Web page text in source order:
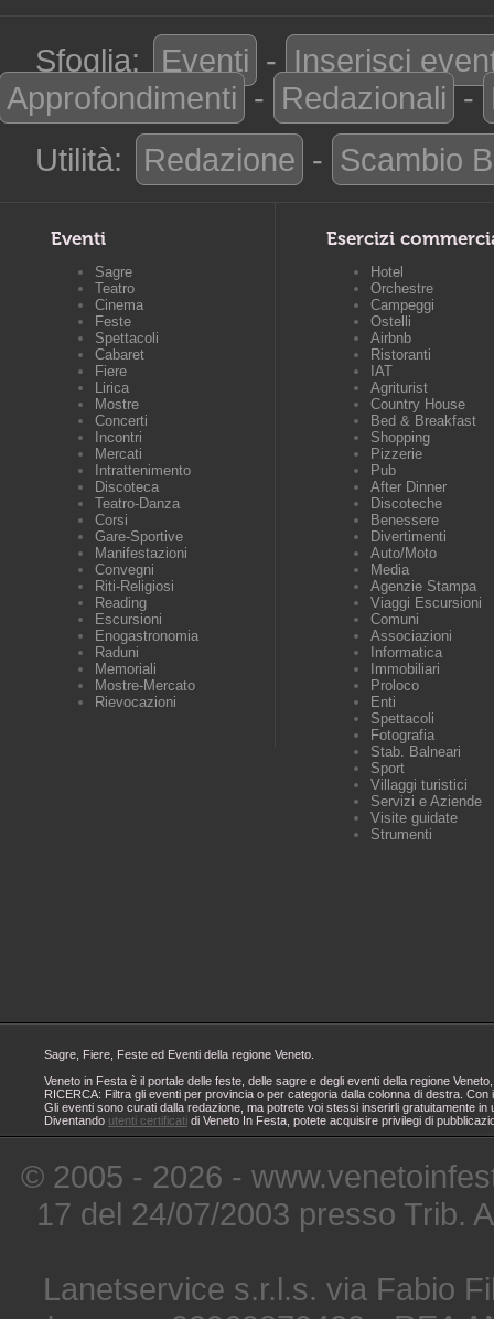
Sfoglia: Eventi - Inserisci
Approfondimenti - Redazionali -
Utilità:
Redazione - Scambio
Eventi
Sagre
Teatro
Cinema
Feste
Spettacoli
Cabaret
Fiere
Lirica
Mostre
Concerti
Incontri
Mercati
Intrattenimento
Discoteca
Teatro-Danza
Corsi
Gare-Sportive
Manifestazioni
Convegni
Riti-Religiosi
Reading
Escursioni
Enogastronomia
Raduni
Memoriali
Mostre-Mercato
Rievocazioni
Esercizi
Hotel
Orchestre
Campeggi
Ostelli
Airbnb
Ristoranti
IAT
Agriturist
Country House
Bed & Breakfast
Shopping
Pizzerie
Pub
After Dinner
Discoteche
Benessere
Divertimenti
Auto/Moto
Media
Agenzie Stampa
Viaggi Escursioni
Comuni
Associazioni
Informatica
Immobiliari
Proloco
Enti
Spettacoli
Fotografia
Stab. Balneari
Sport
Villaggi turistici
Servizi e Aziende
Visite guidate
Strumenti
Sagre, Fiere, Feste ed Eventi della regione Veneto.
Veneto in Festa è il portale delle feste, delle sagre e degli eventi della regione
RICERCA: Filtra gli eventi per provincia o per categoria dalla colonna di destra.
Gli eventi sono curati dalla redazione, ma potrete voi stessi inserirli gratuitamente
Diventando utenti certificati di Veneto In Festa, potete acquisire privilegi di
© 2005 - 2026 -
17 del 24/07/2003 presso Trib.
Lanetservice s.r.l.s. via Fabio